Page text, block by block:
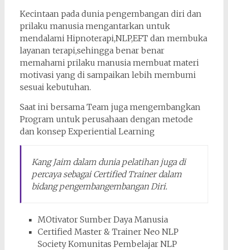
Kecintaan pada dunia pengembangan diri dan
prilaku manusia mengantarkan untuk
mendalami Hipnoterapi,NLP,EFT dan membuka
layanan terapi,sehingga benar benar
memahami prilaku manusia membuat materi
motivasi yang di sampaikan lebih membumi
sesuai kebutuhan.
Saat ini bersama Team juga mengembangkan
Program untuk perusahaan dengan metode
dan konsep Experiential Learning
Kang Jaim dalam dunia pelatihan juga di
percaya sebagai Certified Trainer dalam
bidang pengembangembangan Diri.
MOtivator Sumber Daya Manusia
Certified Master & Trainer Neo NLP
Society Komunitas Pembelajar NLP